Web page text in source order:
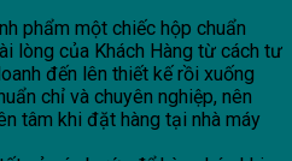
phẩm một chiếc hộp chuẩn
lòng của Khách Hàng từ cách tư
đến lên thiết kế rồi xuống
chỉ và chuyên nghiệp, nên
tâm khi đặt hàng tại nhà máy